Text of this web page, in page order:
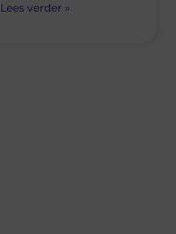
Lees verder »